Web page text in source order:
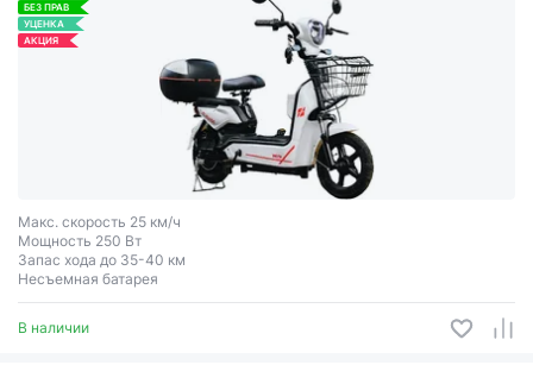
БЕЗ ПРАВ
УЦЕНКА
АКЦИЯ
Макс. скорость 25 км/ч
Мощность 250 Вт
Запас хода до 35-40 км
Несъемная батарея
В наличии